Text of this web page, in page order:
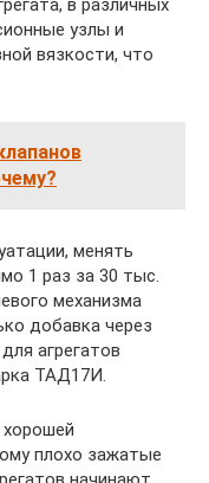
узлы и
вязкости, что
менять
1 раз за 30 тыс.
механизма
добавка через
агрегатов
ТАД17И.
плохо зажатые